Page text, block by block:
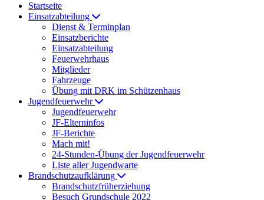
Startseite
Einsatzabteilung
Dienst & Terminplan
Einsatzberichte
Einsatzabteilung
Feuerwehrhaus
Mitglieder
Fahrzeuge
Übung mit DRK im Schützenhaus
Jugendfeuerwehr
Jugendfeuerwehr
JF-Elterninfos
JF-Berichte
Mach mit!
24-Stunden-Übung der Jugendfeuerwehr
Liste aller Jugendwarte
Brandschutzaufklärung
Brandschutzfrüherziehung
Besuch Grundschule 2022